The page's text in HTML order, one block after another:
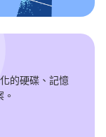
的硬碟、記憶